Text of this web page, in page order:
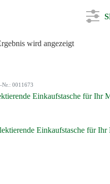
wird angezeigt
Nr.: 0011673
Einkaufstasche für Ihr